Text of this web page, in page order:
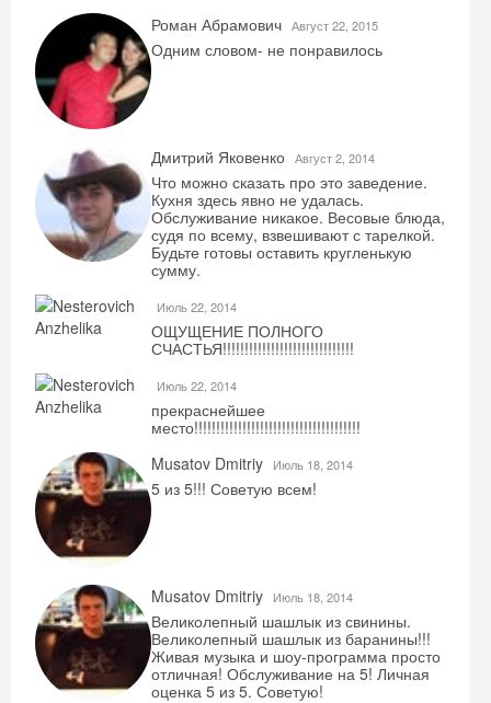
Роман Абрамович Август 22, 2015
Одним словом- не понравилось
Дмитрий Яковенко Август 2, 2014
Что можно сказать про это заведение.
Кухня здесь явно не удалась.
Обслуживание никакое. Весовые блюда,
судя по всему, взвешивают с тарелкой.
Будьте готовы оставить кругленькую
сумму.
Июль 22, 2014
ОЩУЩЕНИЕ ПОЛНОГО
СЧАСТЬЯ!!!!!!!!!!!!!!!!!!!!!!!!!!!!!!
Июль 22, 2014
прекраснейшее
место!!!!!!!!!!!!!!!!!!!!!!!!!!!!!!!!!!!!!!
Musatov Dmitriy
Июль 18, 2014
5 из 5!!! Советую всем!
Musatov Dmitriy Июль 18, 2014
Великолепный шашлык из свинины.
Великолепный шашлык из баранины!!!
Живая музыка и шоу-программа просто
отличная! Обслуживание на 5! Личная
оценка 5 из 5. Советую!
Скидка −5%
Хочешь дешевле? Оставь почту и получи